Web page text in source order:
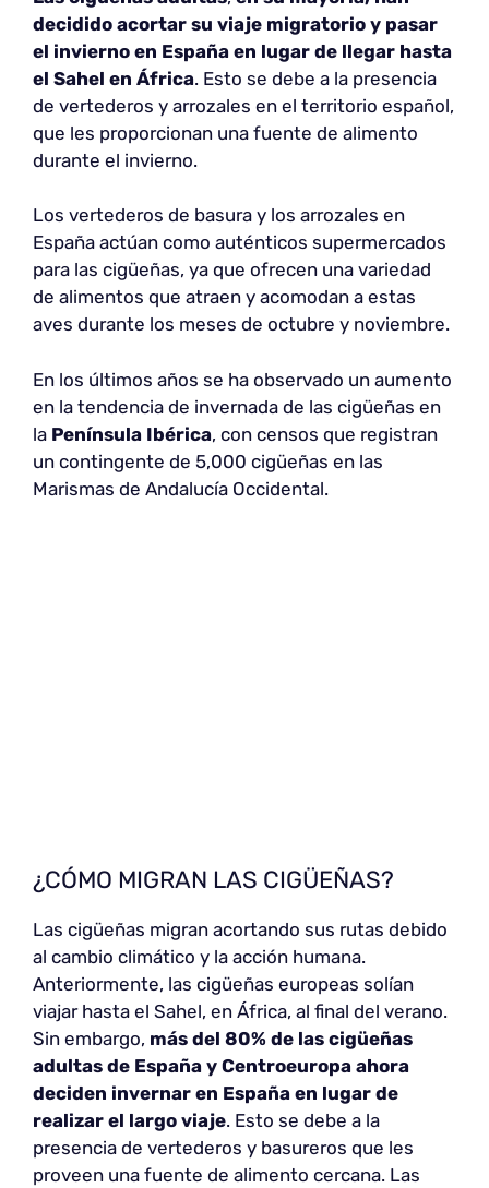
decidido acortar su viaje migratorio y pasar
el invierno en España en lugar de llegar hasta
el Sahel en África. Esto se debe a la presencia
de vertederos y arrozales en el territorio español,
que les proporcionan una fuente de alimento
durante el invierno.
Los vertederos de basura y los arrozales en
España actúan como auténticos supermercados
para las cigüeñas, ya que ofrecen una variedad
de alimentos que atraen y acomodan a estas
aves durante los meses de octubre y noviembre.
En los últimos años se ha observado un aumento
en la tendencia de invernada de las cigüeñas en
la Península Ibérica, con censos que registran
un contingente de 5,000 cigüeñas en las
Marismas de Andalucía Occidental.
¿CÓMO MIGRAN LAS CIGÜEÑAS?
Las cigüeñas migran acortando sus rutas debido
al cambio climático y la acción humana.
Anteriormente, las cigüeñas europeas solían
viajar hasta el Sahel, en África, al final del verano.
Sin embargo, más del 80% de las cigüeñas
adultas de España y Centroeuropa ahora
deciden invernar en España en lugar de
realizar el largo viaje. Esto se debe a la
presencia de vertederos y basureros que les
proveen una fuente de alimento cercana. Las